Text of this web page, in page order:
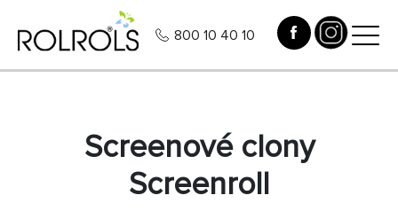
800 10 40 10
Screenové clony
Screenroll